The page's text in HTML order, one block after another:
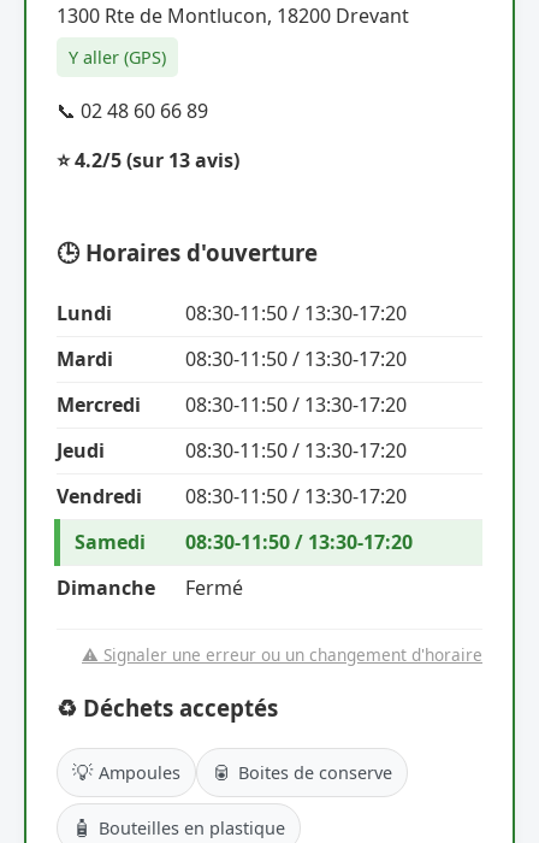
1300 Rte de Montlucon, 18200 Drevant
Y aller (GPS)
📞 02 48 60 66 89
⭐ 4.2/5(sur 13 avis)
🕒 Horaires d'ouverture
Lundi
08:30-11:50 / 13:30-17:20
Mardi
08:30-11:50 / 13:30-17:20
Mercredi
08:30-11:50 / 13:30-17:20
Jeudi
08:30-11:50 / 13:30-17:20
Vendredi
08:30-11:50 / 13:30-17:20
Samedi
08:30-11:50 / 13:30-17:20
Dimanche
Fermé
⚠️ Signaler une erreur ou un changement d'horaire
♻️ Déchets acceptés
💡 Ampoules 🥫 Boites de conserve
🧴 Bouteilles en plastique